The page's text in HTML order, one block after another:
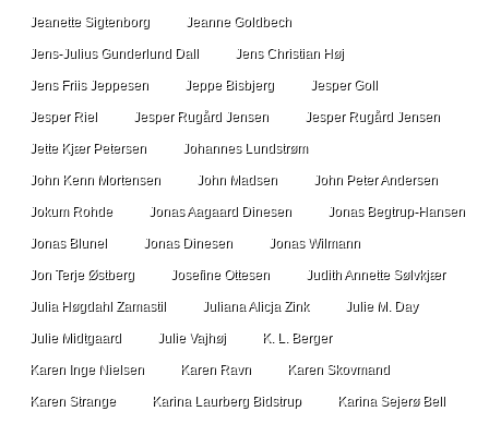
Jeanette Sigtenborg Jeanne Goldbech
Jens-Julius Gunderlund Dall Jens Christian Høj
Jens Friis Jeppesen Jeppe Bisbjerg Jesper Goll
Jesper Riel Jesper Rugård Jensen Jesper Rugård Jensen
Jette Kjær Petersen Johannes Lundstrøm
John Kenn Mortensen John Madsen John Peter Andersen
Jokum Rohde Jonas Aagaard Dinesen Jonas Begtrup-Hansen
Jonas Blunel Jonas Dinesen Jonas Wilmann
Jon Terje Østberg Josefine Ottesen Judith Annette Sølvkjær
Julia Høgdahl Zamastil Juliana Alicja Zink Julie M. Day
Julie Midtgaard Julie Vajhøj K. L. Berger
Karen Inge Nielsen Karen Ravn Karen Skovmand
Karen Strange Karina Laurberg Bidstrup Karina Sejerø Bell